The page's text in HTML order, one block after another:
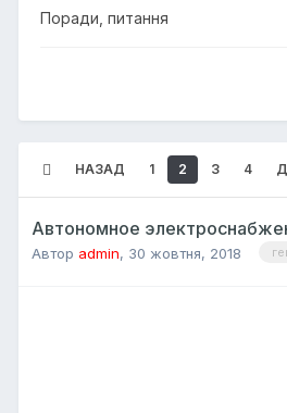
Поради, питання
НАЗАД 1 2 3 4
Автономное
Автор admin, 30 жовтня, 2018